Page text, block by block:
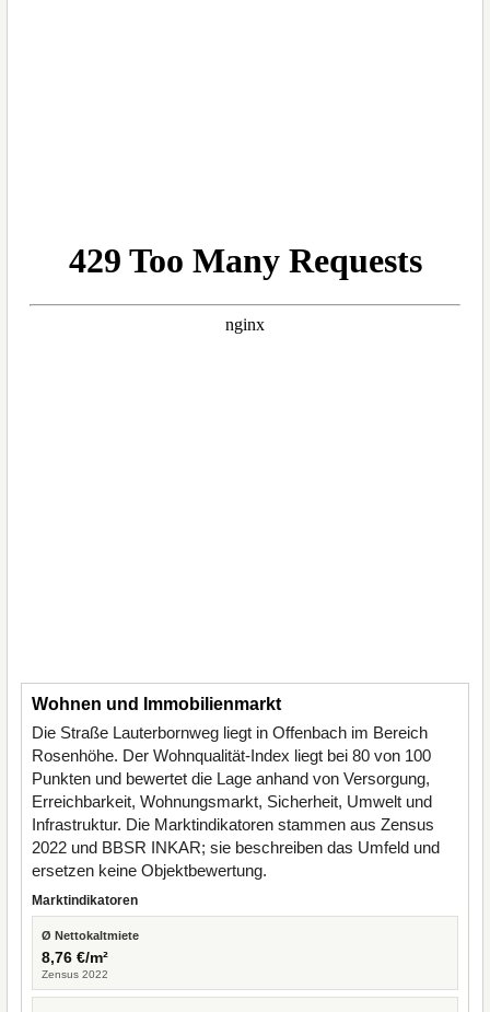
Wohnen und Immobilienmarkt
Die Straße Lauterbornweg liegt in Offenbach im Bereich
Rosenhöhe. Der Wohnqualität-Index liegt bei 80 von 100
Punkten und bewertet die Lage anhand von Versorgung,
Erreichbarkeit, Wohnungsmarkt, Sicherheit, Umwelt und
Infrastruktur. Die Marktindikatoren stammen aus Zensus
2022 und BBSR INKAR; sie beschreiben das Umfeld und
ersetzen keine Objektbewertung.
Marktindikatoren
Ø Nettokaltmiete
8,76 €/m²
Zensus 2022